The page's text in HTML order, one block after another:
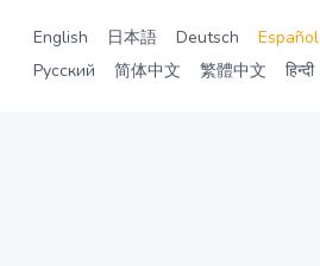
English 日本語 Deutsch Español
Русский
简体中文 繁體中文 हिन्दी